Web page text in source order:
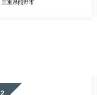
三重県熊野市
2